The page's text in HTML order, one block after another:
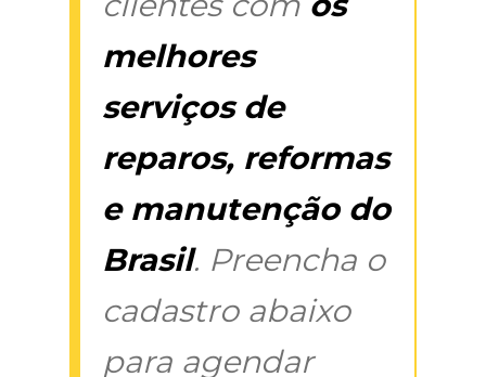
melhores
serviços de
reparos, reformas
e manutenção do
Brasil. Preencha o
cadastro abaixo
para agendar